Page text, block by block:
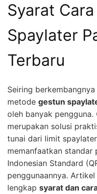
Syarat
Spaylater
Terbaru
Seiring
metode gestun
oleh banyak
merupakan solusi
tunai dari limit
memanfaatkan standar
Indonesian Standard
penggunaannya.
lengkap syarat dan